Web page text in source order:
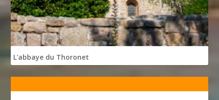
L'abbaye du Thoronet